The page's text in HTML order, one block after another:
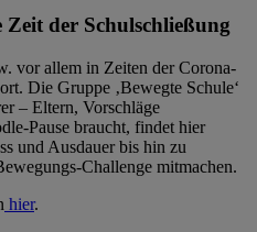
Zeit der Schulschließung
vor allem in Zeiten der Corona-
Die Gruppe ‚Bewegte Schule‘
– Eltern, Vorschläge
Pause braucht, findet hier
und Ausdauer bis hin zu
Challenge mitmachen.
hier.